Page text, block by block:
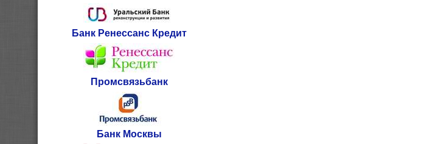
Банк Ренессанс Кредит
Промсвязьбанк
Банк Москвы